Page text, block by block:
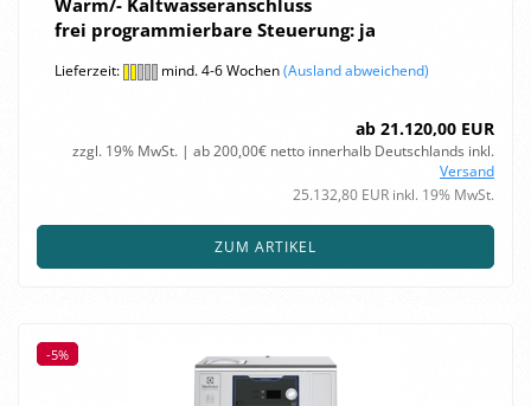
frei pro­gram­mier­ba­re Steue­rung: ja
Lieferzeit: mind. 4-6 Wochen(Ausland abweichend)
ab 21.120,00 EUR
zzgl. 19% MwSt. | ab 200,00€ netto innerhalb Deutschlands inkl.
Versand
25.132,80 EUR inkl. 19% MwSt.
ZUM ARTIKEL
-5%
-5%